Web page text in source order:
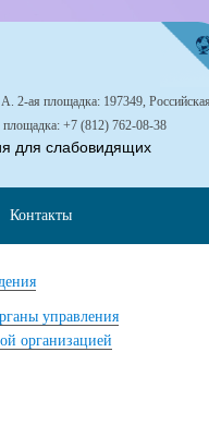
управления
организацией
2-ая площадка: 197349, Российская
+7 (812) 762-08-38
для слабовидящих
Контакты